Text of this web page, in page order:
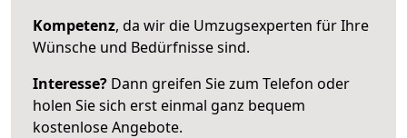
Kompetenz, da wir die Umzugsexperten für Ihre
Wünsche und Bedürfnisse sind.
Interesse? Dann greifen Sie zum Telefon oder
holen Sie sich erst einmal ganz bequem
kostenlose Angebote.